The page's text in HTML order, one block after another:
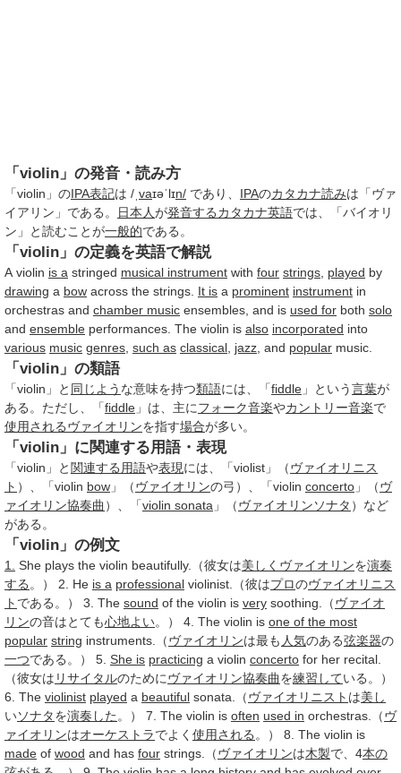
「violin」の発音・読み方
「violin」のIPA表記は /ˌ vaɪəˈlɪn/ であり、 IPAのカタカナ読みは「ヴァ
イアリン」である。
日本人が発音するカタカナ英語では、「バイオリ
ン」と読むことが一般的である。
「violin」の定義を英語で解説
A violin is a stringed musical instrument with four strings played by
drawing a bow across the strings. It is a prominent instrument in
orchestras and chamber music ensembles, and is used for both solo
and ensemble performances. The violin is also incorporated into
various music genres such as classical jazz , and popular music.
「violin」の類語
「violin」と 同じよう な意味を持つ類語には、「fiddle 」という言葉が
ある。ただし、「fiddle 」は、主にフォーク音楽やカントリー音楽で
使用されるヴァイオリンを指す場合が多い。
「violin」に関連する用語・表現
「violin」と 関連する用語や表現には、「violist」（ヴァイオリニス
ト ）、「violin bow 」（ヴァイオリンの弓）、「violin concerto 」（ヴ
ァイオリン協奏曲 ）、「violin sonata 」（ヴァイオリンソナタ ）など
がある。
「violin」の例文
1. She plays the violin beautifully.（彼女は美しく ヴァイオリンを演奏
する 。） 2. He is a professional violinist.（彼はプロのヴァイオリニス
ト である。） 3. The sound of the violin is very soothing.（ヴァイオ
リンの音はとても心地よい。） 4. The violin is one of the most
popular string instruments.（ヴァイオリンは最も 人気のある弦楽器の
一つである。） 5. She is practicing a violin concerto for her recital.
（彼女は リサイタルのためにヴァイオリン協奏曲を練習している。）
6. The violinist played a beautiful sonata.（ヴァイオリニスト は美し
いソナタを演奏した 。） 7. The violin is often used in orchestras.（ヴ
ァイオリンはオーケストラでよく 使用される 。） 8. The violin is
made of wood and has four strings.（ヴァイオリンは木製で、4本の